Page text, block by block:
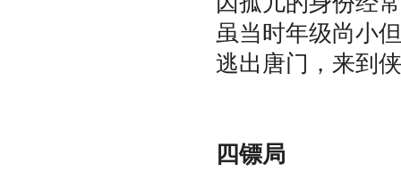
虽当时年级尚小
逃出唐门，来到
四镖局